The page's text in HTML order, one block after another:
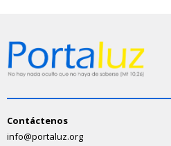
Contáctenos
info@portaluz.org